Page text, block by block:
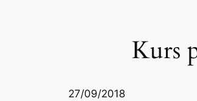
Kurs
27/09/2018